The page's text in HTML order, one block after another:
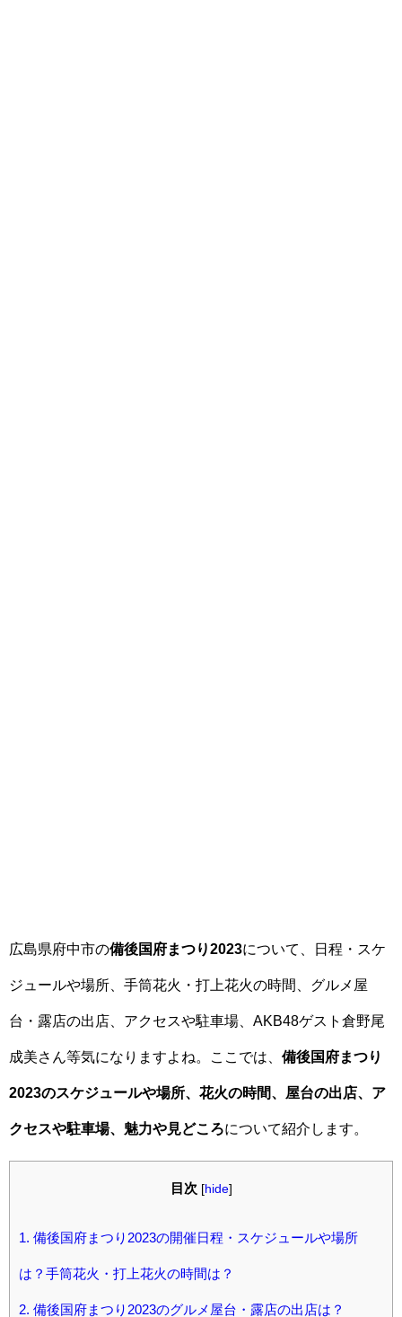
広島県府中市の備後国府まつり2023について、日程・スケ
ジュールや場所、手筒花火・打上花火の時間、グルメ屋
台・露店の出店、アクセスや駐車場、AKB48ゲスト倉野尾
成美さん等気になりますよね。ここでは、 備後国府まつり
2023のスケジュールや場所、花火の時間、屋台の出店、ア
クセスや駐車場、魅力や見どころについて紹介します。
目次 [hide]
1. 備後国府まつり2023の開催日程・スケジュールや場所
は？手筒花火・打上花火の時間は？
2. 備後国府まつり2023のグルメ屋台・露店の出店は？